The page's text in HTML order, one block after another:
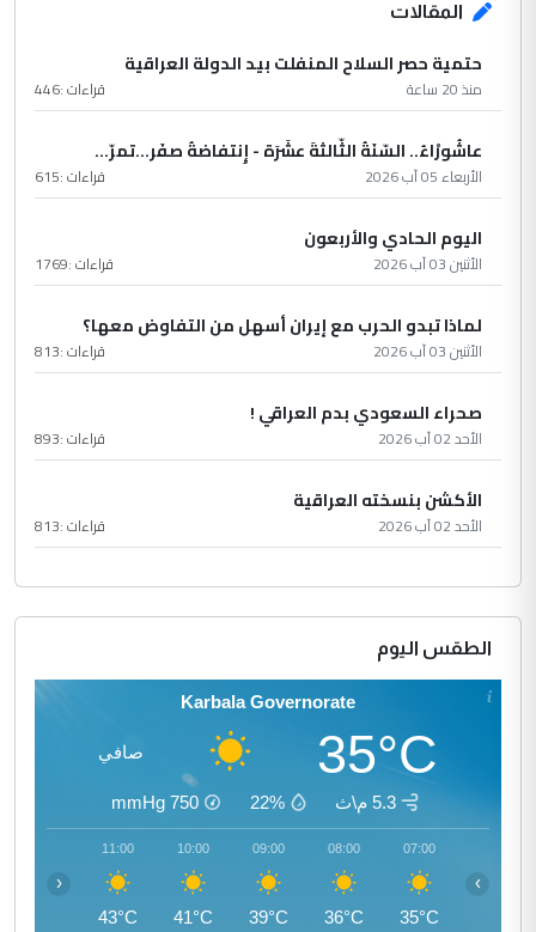
المقالات
حتمية حصر السلاح المنفلت بيد الدولة العراقية
منذ 20 ساعة قراءات :446
عاشُورْاءُ.. السّنَةُ الثّالثةَ عشَرَة - إِنتفاضةُ صفَر…تمرّ...
الأربعاء 05 آب 2026 قراءات :615
اليوم الحادي والأربعون
الأثنين 03 آب 2026 قراءات :1769
لماذا تبدو الحرب مع إيران أسهل من التفاوض معها؟
الأثنين 03 آب 2026 قراءات :813
صحراء السعودي بدم العراقي !
الأحد 02 آب 2026 قراءات :893
الأكشن بنسخته العراقية
الأحد 02 آب 2026 قراءات :813
الطقس اليوم
Karbala Governorate
35°C صافي
5.3 م\ث 22%
750
mmHg
07:00
35°C
08:00
36°C
09:00
39°C
10:00
41°C
11:00
43°C
‹ ›